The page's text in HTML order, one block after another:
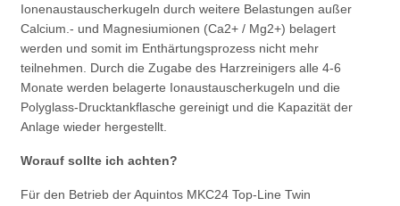
Ionenaustauscherkugeln durch weitere Belastungen außer
Calcium.- und Magnesiumionen (Ca2+ / Mg2+) belagert
werden und somit im Enthärtungsprozess nicht mehr
teilnehmen. Durch die Zugabe des Harzreinigers alle 4-6
Monate werden belagerte Ionaustauscherkugeln und die
Polyglass-Drucktankflasche gereinigt und die Kapazität der
Anlage wieder hergestellt.
Worauf sollte ich achten?
Für den Betrieb der Aquintos MKC24 Top-Line Twin